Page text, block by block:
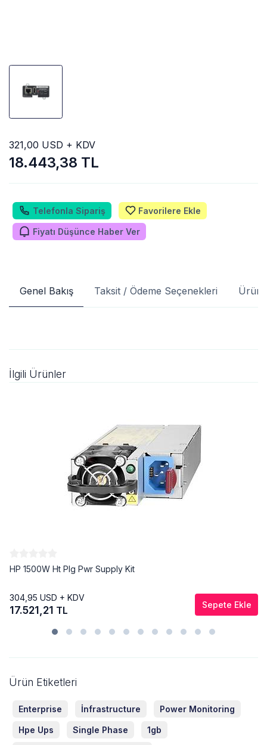
18.443,38 TL
321,00 USD + KDV
Telefonla Sipariş Favorilere Ekle
Fiyatı Düşünce Haber Ver
Genel Bakış Taksit / Ödeme Seçenekleri Ürün
İlgili Ürünler
HP 1500W Ht Plg Pwr Supply Kit
304,95 USD + KDV
17.521,21 TL Sepete Ekle
Ürün Etiketleri
Enterprise İnfrastructure Power Monitoring
Hpe Ups Single Phase 1gb